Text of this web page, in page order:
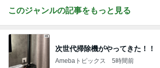
このジャンルの記事をもっと見る
次世代掃除機がやってきた！！
Amebaトピックス 5時間前